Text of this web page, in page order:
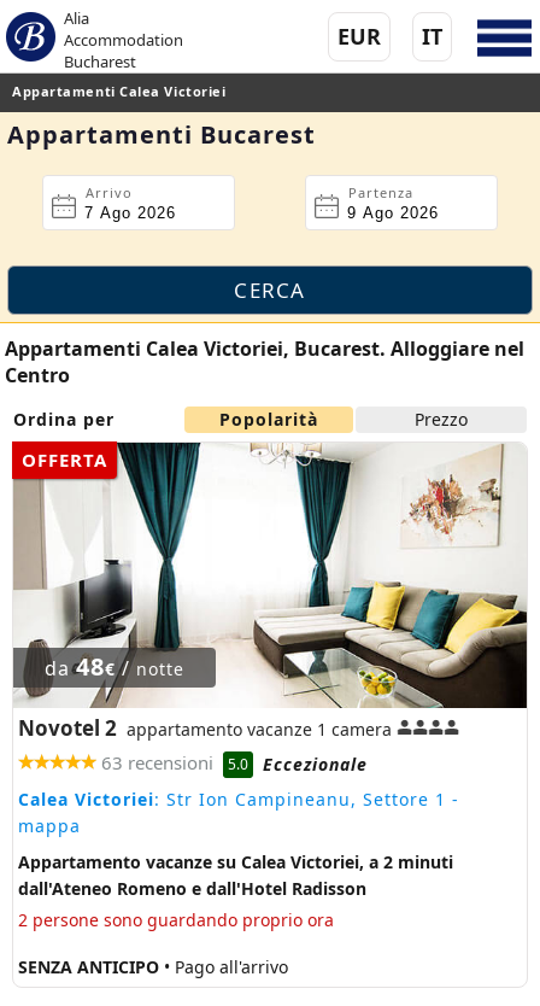
Alia
Accommodation
Bucharest
IT
EUR
Appartamenti Calea Victoriei
Appartamenti Bucarest
Arrivo Partenza
Appartamenti Calea Victoriei, Bucarest. Alloggiare nel
Centro
Ordina per Popolarità Prezzo
OFFERTA
da48€/notte
Novotel 2 appartamento vacanze 1 camera
63 recensioni 5.0
Eccezionale
Calea Victoriei: Str Ion Campineanu, Settore 1 -
mappa
Appartamento vacanze su Calea Victoriei, a 2 minuti
dall'Ateneo Romeno e dall'Hotel Radisson
2 persone sono guardando proprio ora
SENZA ANTICIPO • Pago all'arrivo